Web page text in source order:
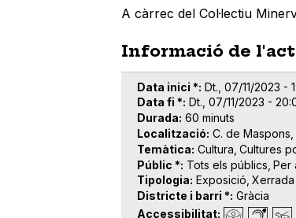
A càrrec del Col·lectiu
Informació de
Data inici * Dt., 07/11/2023 -
Data fi * Dt., 07/11/2023 -
Durada 60 minuts
Localització C. de
Temàtica Cultura Cultures
Públic * Tots els públics Per
Tipologia Exposició Xerrada
Districte i barri * Gràcia
Accessibilitat